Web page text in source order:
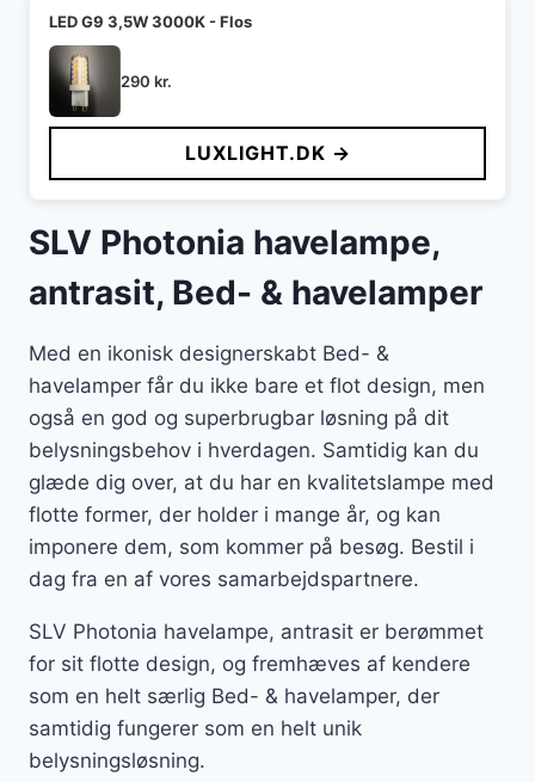
LED G9 3,5W 3000K - Flos
290 kr.
LUXLIGHT.DK →
SLV Photonia havelampe,
antrasit, Bed- & havelamper
Med en ikonisk designerskabt Bed- &
havelamper får du ikke bare et flot design, men
også en god og superbrugbar løsning på dit
belysningsbehov i hverdagen. Samtidig kan du
glæde dig over, at du har en kvalitetslampe med
flotte former, der holder i mange år, og kan
imponere dem, som kommer på besøg. Bestil i
dag fra en af vores samarbejdspartnere.
SLV Photonia havelampe, antrasit er berømmet
for sit flotte design, og fremhæves af kendere
som en helt særlig Bed- & havelamper, der
samtidig fungerer som en helt unik
belysningsløsning.